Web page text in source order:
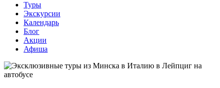
Туры
Экскурсии
Календарь
Блог
Акции
Афиша